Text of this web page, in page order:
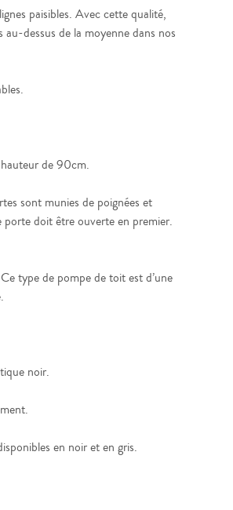
paisibles. Avec cette qualité,
dessus de la moyenne dans nos
hauteur de 90cm.
sont munies de poignées et
porte doit être ouverte en premier.
type de pompe de toit est d’une
noir.
en noir et en gris.